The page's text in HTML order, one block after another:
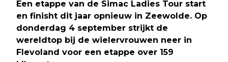
Een etappe van de Simac Ladies Tour start
en finisht dit jaar opnieuw in Zeewolde. Op
donderdag 4 september strijkt de
wereldtop bij de wielervrouwen neer in
Flevoland voor een etappe over 159